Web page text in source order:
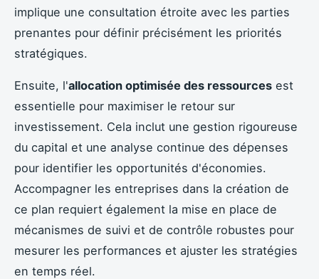
implique une consultation étroite avec les parties
prenantes pour définir précisément les priorités
stratégiques.
Ensuite, l'allocation optimisée des ressources est
essentielle pour maximiser le retour sur
investissement. Cela inclut une gestion rigoureuse
du capital et une analyse continue des dépenses
pour identifier les opportunités d'économies.
Accompagner les entreprises dans la création de
ce plan requiert également la mise en place de
mécanismes de suivi et de contrôle robustes pour
mesurer les performances et ajuster les stratégies
en temps réel.